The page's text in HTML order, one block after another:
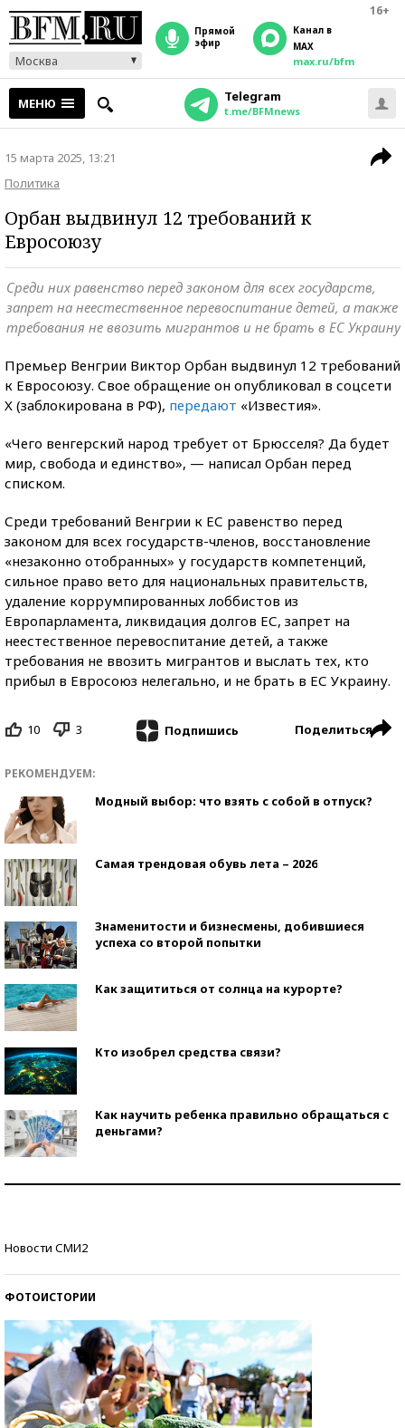
16+
Москва
прямой
эфир
Канал в
MAX
max.ru/bfm
МЕНЮ Telegram
t.me/BFMnews
15 марта 2025, 13:21
Политика
Орбан выдвинул 12 требований к
Евросоюзу
Среди них равенство перед законом для всех государств,
запрет на неестественное перевоспитание детей, а также
требования не ввозить мигрантов и не брать в ЕС Украину
Премьер Венгрии Виктор Орбан выдвинул 12 требований
к Евросоюзу. Свое обращение он опубликовал в соцсети
X (заблокирована в РФ), передают «Известия».
«Чего венгерский народ требует от Брюсселя? Да будет
мир, свобода и единство», — написал Орбан перед
списком.
Среди требований Венгрии к ЕС равенство перед
законом для всех государств-членов, восстановление
«незаконно отобранных» у государств компетенций,
сильное право вето для национальных правительств,
удаление коррумпированных лоббистов из
Европарламента, ликвидация долгов ЕС, запрет на
неестественное перевоспитание детей, а также
требования не ввозить мигрантов и выслать тех, кто
прибыл в Евросоюз нелегально, и не брать в ЕС Украину.
10 3 Подпишись Поделиться
РЕКОМЕНДУЕМ:
Модный выбор: что взять с собой в отпуск?
Самая трендовая обувь лета – 2026
Знаменитости и бизнесмены, добившиеся
успеха со второй попытки
Как защититься от солнца на курорте?
Кто изобрел средства связи?
Как научить ребенка правильно обращаться с
деньгами?
Новости СМИ2
ФОТОИСТОРИИ